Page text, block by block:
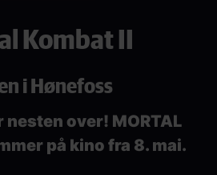
Kombat II
i Hønefoss
over! MORTAL
på kino fra 8. mai.